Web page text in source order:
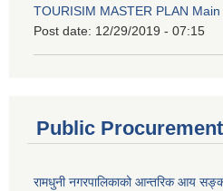
TOURISIM MASTER PLAN
Post date: 12/29/2019 - 07:15
Public
रामधुनी नगरपालिकाको आन्तरिक आय